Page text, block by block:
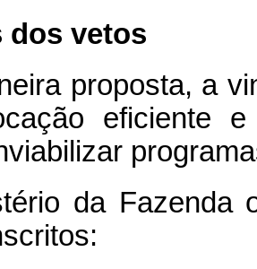
dos vetos
proposta, a
eficiente
da Fazenda